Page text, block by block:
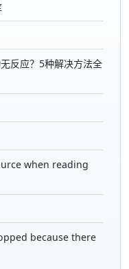
反应？5种解决方法全
when reading
because there